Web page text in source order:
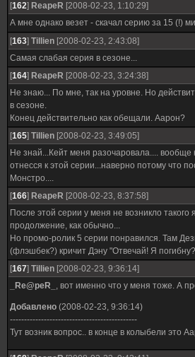
[162] ReapeR [2008-02-23, 1:10:29]
А мне однако везет - скачал серию за 15 (!)
[163] Tillien [2008-02-23, 2:43:08]
Самая слабая серия в сезоне...
[164] ReapeR [2008-02-23, 3:24:38]
Не знаю... По мне, так на уровне. Но
в сезоне.
Конец действительно как обещали. Аарон?
[165] Tillien [2008-02-23, 3:49:05]
Не знай...Кейт меня разочаровала.... вообще
отнесся к этой серии...наверно потому что
Монстро....
[166] ReapeR [2008-02-23, 8:37:58]
После этой серии у меня не возникло
продолжение, как обычно...
Но промо-ролик 5 серии понравился. Там
(флэшбек?) кричит Дэну "Отвечай! Я
[167] Tillien [2008-02-23, 9:36:14]
_Re@peR_ , вот именно что у меня тоже. А
Добавлено (2008-02-23, 9:36:14)
---------------------------------------------
Тут возник вопрос.. в конце в колыбели это